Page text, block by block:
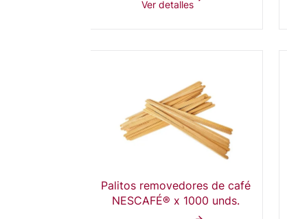
Ver detalles
Palitos removedores de café
NESCAFÉ® x 1000 unds.